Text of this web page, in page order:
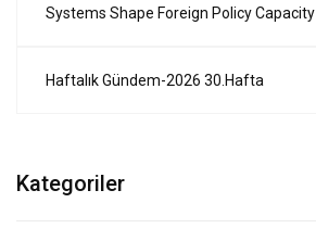
Systems Shape Foreign Policy Capacity
Haftalık Gündem-2026 30.Hafta
Kategoriler